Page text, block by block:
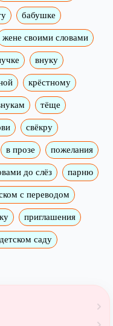
бабушке
жене своими словами
внуку
крёстному
тёще
свёкру
в прозе пожелания
до слёз парню
с переводом
приглашения
саду